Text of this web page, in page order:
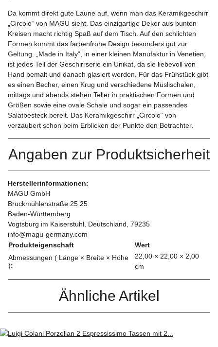
Da kommt direkt gute Laune auf, wenn man das Keramikgeschirr
„Circolo“ von MAGU sieht. Das einzigartige Dekor aus bunten
Kreisen macht richtig Spaß auf dem Tisch. Auf den schlichten
Formen kommt das farbenfrohe Design besonders gut zur
Geltung. „Made in Italy“, in einer kleinen Manufaktur in Venetien,
ist jedes Teil der Geschirrserie ein Unikat, da sie liebevoll von
Hand bemalt und danach glasiert werden. Für das Frühstück gibt
es einen Becher, einen Krug und verschiedene Müslischalen,
mittags und abends stehen Teller in praktischen Formen und
Größen sowie eine ovale Schale und sogar ein passendes
Salatbesteck bereit. Das Keramikgeschirr „Circolo“ von
verzaubert schon beim Erblicken der Punkte den Betrachter.
Angaben zur Produktsicherheit
Herstellerinformationen:
MAGU GmbH
Bruckmühlenstraße 25 25
Baden-Württemberg
Vogtsburg im Kaiserstuhl, Deutschland, 79235
info@magu-germany.com
Produkteigenschaft
Wert
Abmessungen ( Länge × Breite × Höhe
):
22,00 × 22,00 × 2,00
cm
Ähnliche Artikel